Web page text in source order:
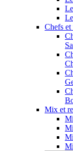
Chefs
Mix et